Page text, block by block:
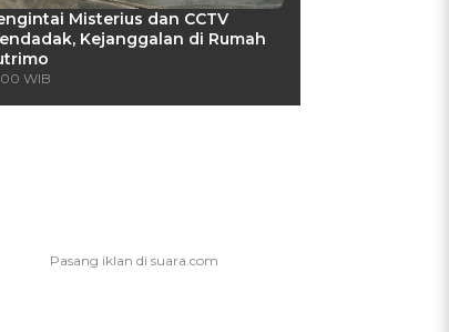
Misterius dan CCTV
Kejanggalan di Rumah
WIB